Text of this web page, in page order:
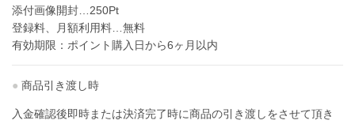
添付画像開封…250Pt
登録料、月額利用料…無料
有効期限：ポイント購入日から6ヶ月以内
● 商品引き渡し時
入金確認後即時または決済完了時に商品の引き渡しをさせて頂き